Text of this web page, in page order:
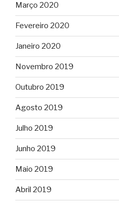
Março 2020
Fevereiro 2020
Janeiro 2020
Novembro 2019
Outubro 2019
Agosto 2019
Julho 2019
Junho 2019
Maio 2019
Abril 2019